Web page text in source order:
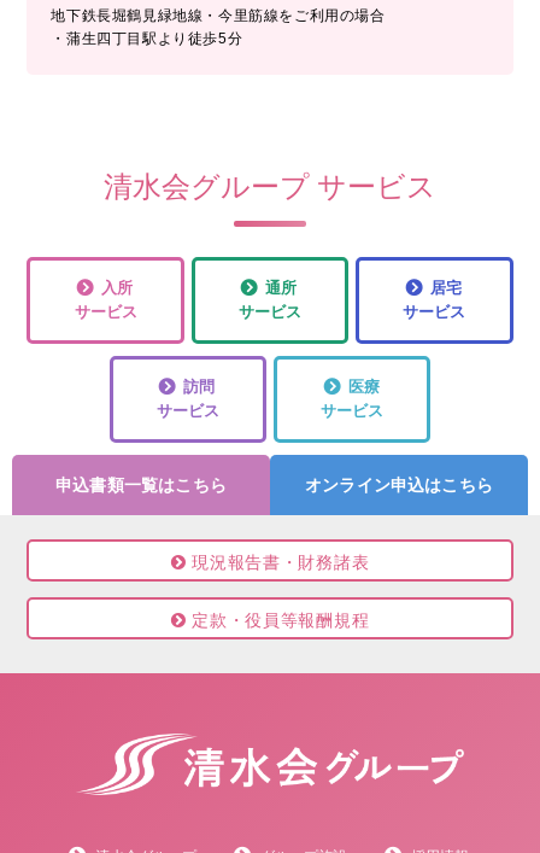
申込書類一覧はこちら オンライン申込はこちら
地下鉄長堀鶴見緑地線・今里筋線をご利用の場合
・蒲生四丁目駅より徒歩5分
清水会グループ サービス
入所
サービス
通所
サービス
居宅
サービス
訪問
サービス
医療
サービス
現況報告書・財務諸表
定款・役員等報酬規程